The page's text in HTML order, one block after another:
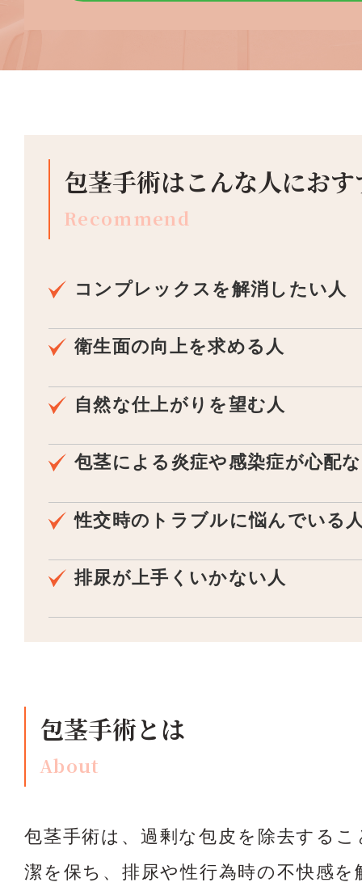
包茎手術はこんな人にお
Recommend
コンプレックスを解消したい人
衛生面の向上を求める人
自然な仕上がりを望む人
包茎による炎症や感染症が心配
性交時のトラブルに悩んでいる
排尿が上手くいかない人
包茎手術とは
About
包茎手術は、過剰な包皮を除去する
潔を保ち、排尿や性行為時の不快感